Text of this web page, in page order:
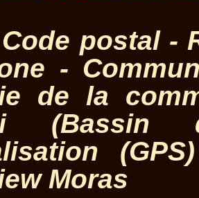
postal -
-
de la
(Bassin
Moras